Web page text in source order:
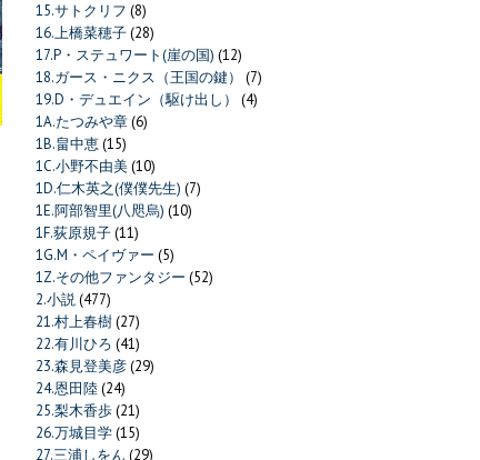
15.サトクリフ (8)
16.上橋菜穂子(28)
17.P・ステュワート(崖の国) (12)
18.ガース・ニクス（王国の鍵）
(7)
19.D・デュエイン（駆け出し）
(4)
1A.たつみや章(6)
1B.畠中恵(15)
1C.小野不由美(10)
1D.仁木英之(僕僕先生) (7)
1E.阿部智里(八咫烏) (10)
1F.荻原規子(11)
1G.M・ペイヴァー (5)
1Z.その他ファンタジー (52)
2.小説(477)
21.村上春樹(27)
22.有川ひろ (41)
23.森見登美彦(29)
24.恩田陸(24)
25.梨木香歩(21)
26.万城目学(15)
27.三浦しをん (29)